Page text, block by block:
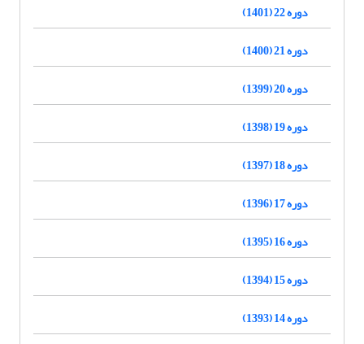
دوره 22 (1401)
دوره 21 (1400)
دوره 20 (1399)
دوره 19 (1398)
دوره 18 (1397)
دوره 17 (1396)
دوره 16 (1395)
دوره 15 (1394)
دوره 14 (1393)